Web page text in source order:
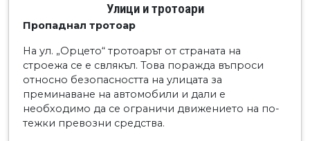
Улици и тротоари
Пропаднал тротоар
На ул. „Орцето“ тротоарът от страната на
строежа се е свлякъл. Това поражда въпроси
относно безопасността на улицата за
преминаване на автомобили и дали е
необходимо да се ограничи движението на по-
тежки превозни средства.